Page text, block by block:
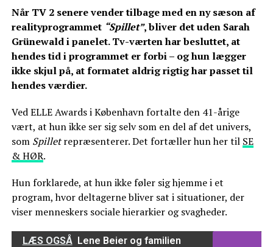
Når TV 2 senere vender tilbage med en ny sæson af
realityprogrammet “Spillet”, bliver det uden Sarah
Grünewald i panelet. Tv-værten har besluttet, at
hendes tid i programmet er forbi – og hun lægger
ikke skjul på, at formatet aldrig rigtig har passet til
hendes værdier.
Ved ELLE Awards i København fortalte den 41-årige
vært, at hun ikke ser sig selv som en del af det univers,
som Spilletrepræsenterer. Det fortæller hun her til SE
& HØR.
Hun forklarede, at hun ikke føler sig hjemme i et
program, hvor deltagerne bliver sat i situationer, der
viser menneskers sociale hierarkier og svagheder.
LÆS OGSÅ Lene Beier og familien